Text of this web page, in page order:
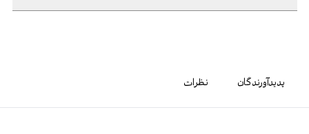
پدیدآورندگان نظرات